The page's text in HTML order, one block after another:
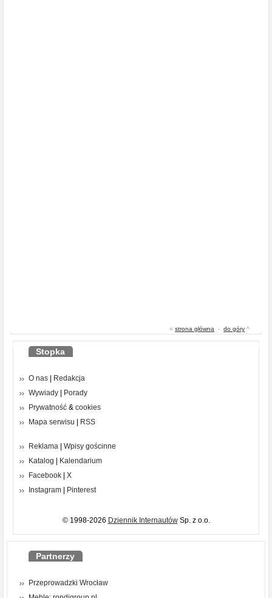
« strona główna - do góry ^
Stopka
O nas
Redakcja
Wywiady
Porady
Prywatność & cookies
Mapa serwisu
RSS
Reklama
Wpisy gościnne
Katalog
Kalendarium
Facebook
X
Instagram
Pinterest
© 1998-2026 Dziennik InternautówSp. z o.o.
Partnerzy
Przeprowadzki Wrocław